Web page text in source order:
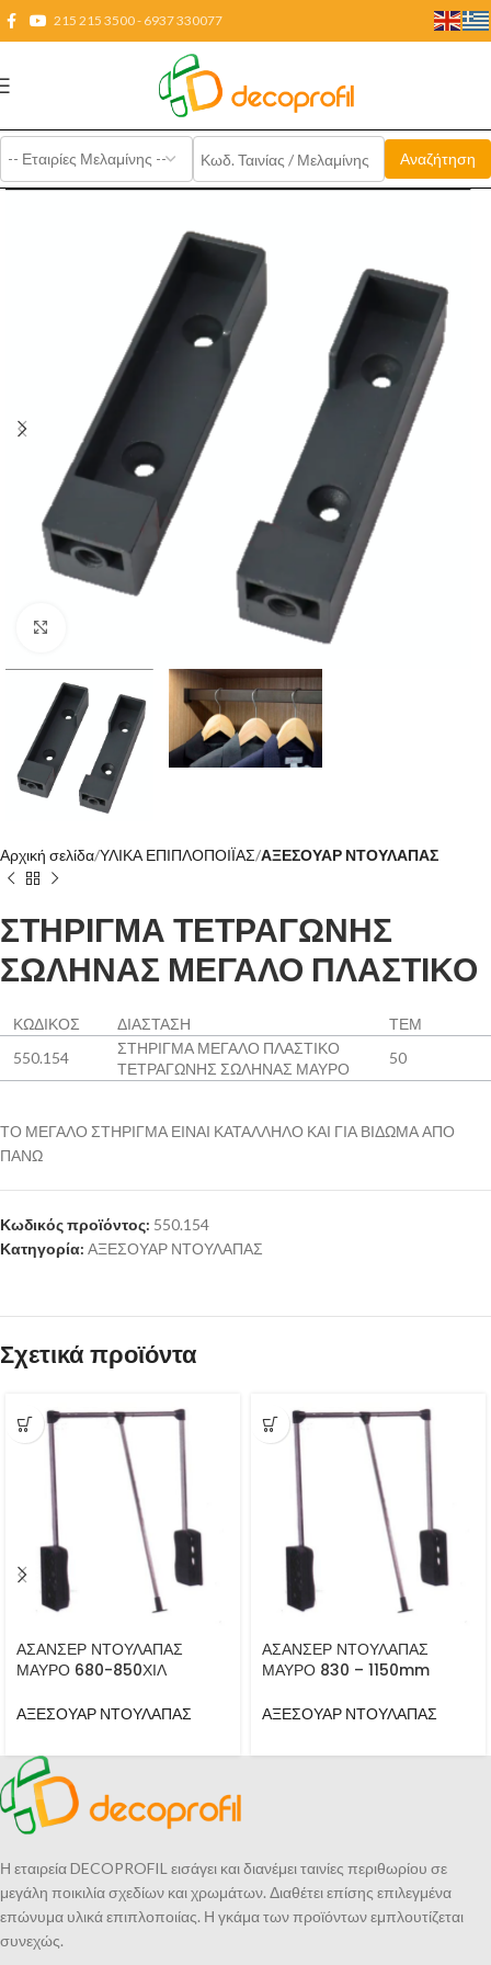
215 215 3500 - 6937 330077
Αρχική σελίδα ΥΛΙΚΑ ΕΠΙΠΛΟΠΟΙΪΑΣ ΑΞΕΣΟΥΑΡ ΝΤΟΥΛΑΠΑΣ
ΣΤΗΡΙΓΜΑ ΤΕΤΡΑΓΩΝΗΣ
ΣΩΛΗΝΑΣ ΜΕΓΑΛΟ ΠΛΑΣΤΙΚΟ
ΚΩΔΙΚΟΣ ΔΙΑΣΤΑΣΗ
ΤΕΜ
550.154
ΣΤΗΡΙΓΜΑ ΜΕΓΑΛΟ ΠΛΑΣΤΙΚΟ
ΤΕΤΡΑΓΩΝΗΣ ΣΩΛΗΝΑΣ ΜΑΥΡΟ
50
ΤΟ ΜΕΓΑΛΟ ΣΤΗΡΙΓΜΑ ΕΙΝΑΙ ΚΑΤΑΛΛΗΛΟ ΚΑΙ ΓΙΑ ΒΙΔΩΜΑ ΑΠΟ
ΠΑΝΩ
Κωδικός προϊόντος: 550.154
Κατηγορία: ΑΞΕΣΟΥΑΡ ΝΤΟΥΛΑΠΑΣ
Σχετικά προϊόντα
ΑΣΑΝΣΕΡ ΝΤΟΥΛΑΠΑΣ
ΜΑΥΡΟ 680-850ΧΙΛ
ΑΞΕΣΟΥΑΡ ΝΤΟΥΛΑΠΑΣ
ΑΣΑΝΣΕΡ ΝΤΟΥΛΑΠΑΣ
ΜΑΥΡΟ 830 – 1150mm
ΑΞΕΣΟΥΑΡ ΝΤΟΥΛΑΠΑΣ
Η εταιρεία DECOPROFIL εισάγει και διανέμει ταινίες περιθωρίου σε
μεγάλη ποικιλία σχεδίων και χρωμάτων. Διαθέτει επίσης επιλεγμένα
επώνυμα υλικά επιπλοποιίας. Η γκάμα των προϊόντων εμπλουτίζεται
συνεχώς.